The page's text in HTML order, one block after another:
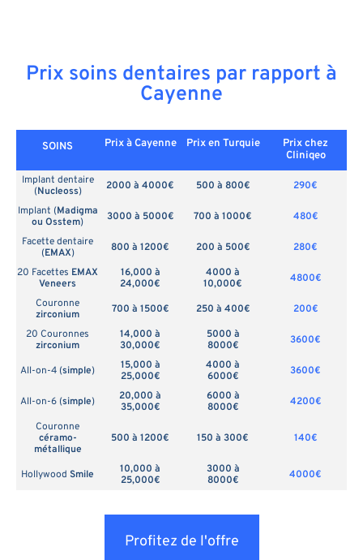
Prix soins dentaires par rapport à
Cayenne
SOINS Prix à Cayenne Prix en Turquie
Prix chez
Cliniqeo
Implant dentaire
(Nucleoss) 2000 à 4000€ 500 à 800€
290€
Implant (Madigma
ou Osstem) 3000 à 5000€ 700 à 1000€
480€
Facette dentaire
(EMAX) 800 à 1200€ 200 à 500€
280€
20 Facettes EMAX
Veneers
16,000 à
24,000€
4000 à
10,000€
4800€
Couronne
zirconium
700 à 1500€ 250 à 400€
200€
20 Couronnes
zirconium
14,000 à
30,000€
5000 à
8000€
3600€
All-on-4 (simple)
15,000 à
25,000€
4000 à
6000€
3600€
All-on-6 (simple)
20,000 à
35,000€
6000 à
8000€
4200€
Couronne
céramo-
métallique
500 à 1200€ 150 à 300€ 140€
Hollywood Smile
10,000 à
25,000€
3000 à
8000€
4000€
Profitez de l'offre